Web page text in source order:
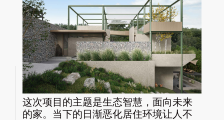
这次项目的主题是生态智慧，面向未来
的家。当下的日渐恶化居住环境让人不